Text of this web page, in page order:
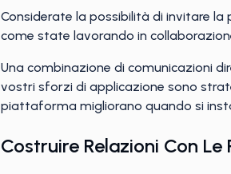
Considerate la possibilità di invitare
come state lavorando in
Una combinazione di comunicazioni
vostri sforzi di applicazione sono
piattaforma migliorano quando si
Costruire Relazioni Con